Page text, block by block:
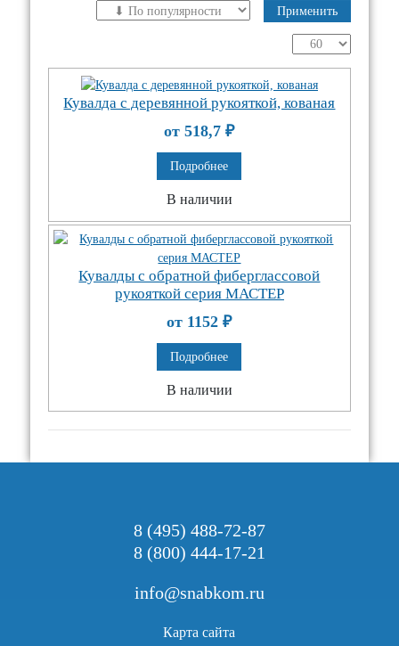
Применить
Кувалда с деревянной рукояткой, кованая
от 518,7₽
Подробнее
В наличии
Кувалды с обратной фиберглассовой
рукояткой серия МАСТЕР
от 1152₽
Подробнее
В наличии
8 (495) 488-72-87
8 (800) 444-17-21
info@snabkom.ru
Карта сайта